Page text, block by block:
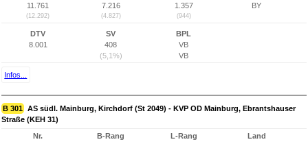
11.761
(12.292)
7.216
(4.827)
1.357
(944)
BY
DTV
8.001
SV
408
(5,1%)
BPL
VB
VB
Infos...
B 301 AS südl. Mainburg, Kirchdorf (St 2049) - KVP OD Mainburg, Ebrantshauser
Straße (KEH 31)
Nr.
B-Rang
L-Rang
Land